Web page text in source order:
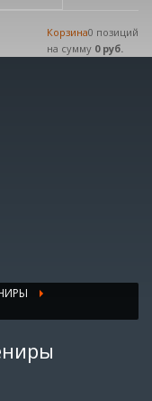
Корзина0 позиций
на сумму 0 руб.